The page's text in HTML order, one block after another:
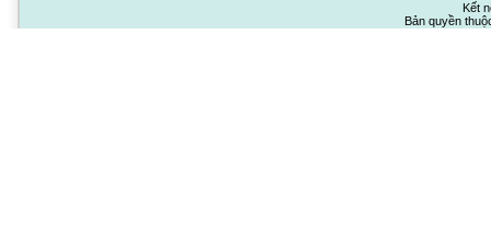
Kết
Bản quyền